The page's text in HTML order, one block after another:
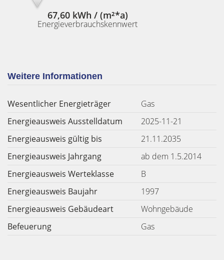
67,60 kWh / (m²*a)
Energieverbrauchskennwert
Weitere Informationen
Wesentlicher Energieträger
Gas
Energieausweis Ausstelldatum
2025-11-21
Energieausweis gültig bis
21.11.2035
Energieausweis Jahrgang
ab dem 1.5.2014
Energieausweis Werteklasse
B
Energieausweis Baujahr
1997
Energieausweis Gebäudeart
Wohngebäude
Befeuerung
Gas